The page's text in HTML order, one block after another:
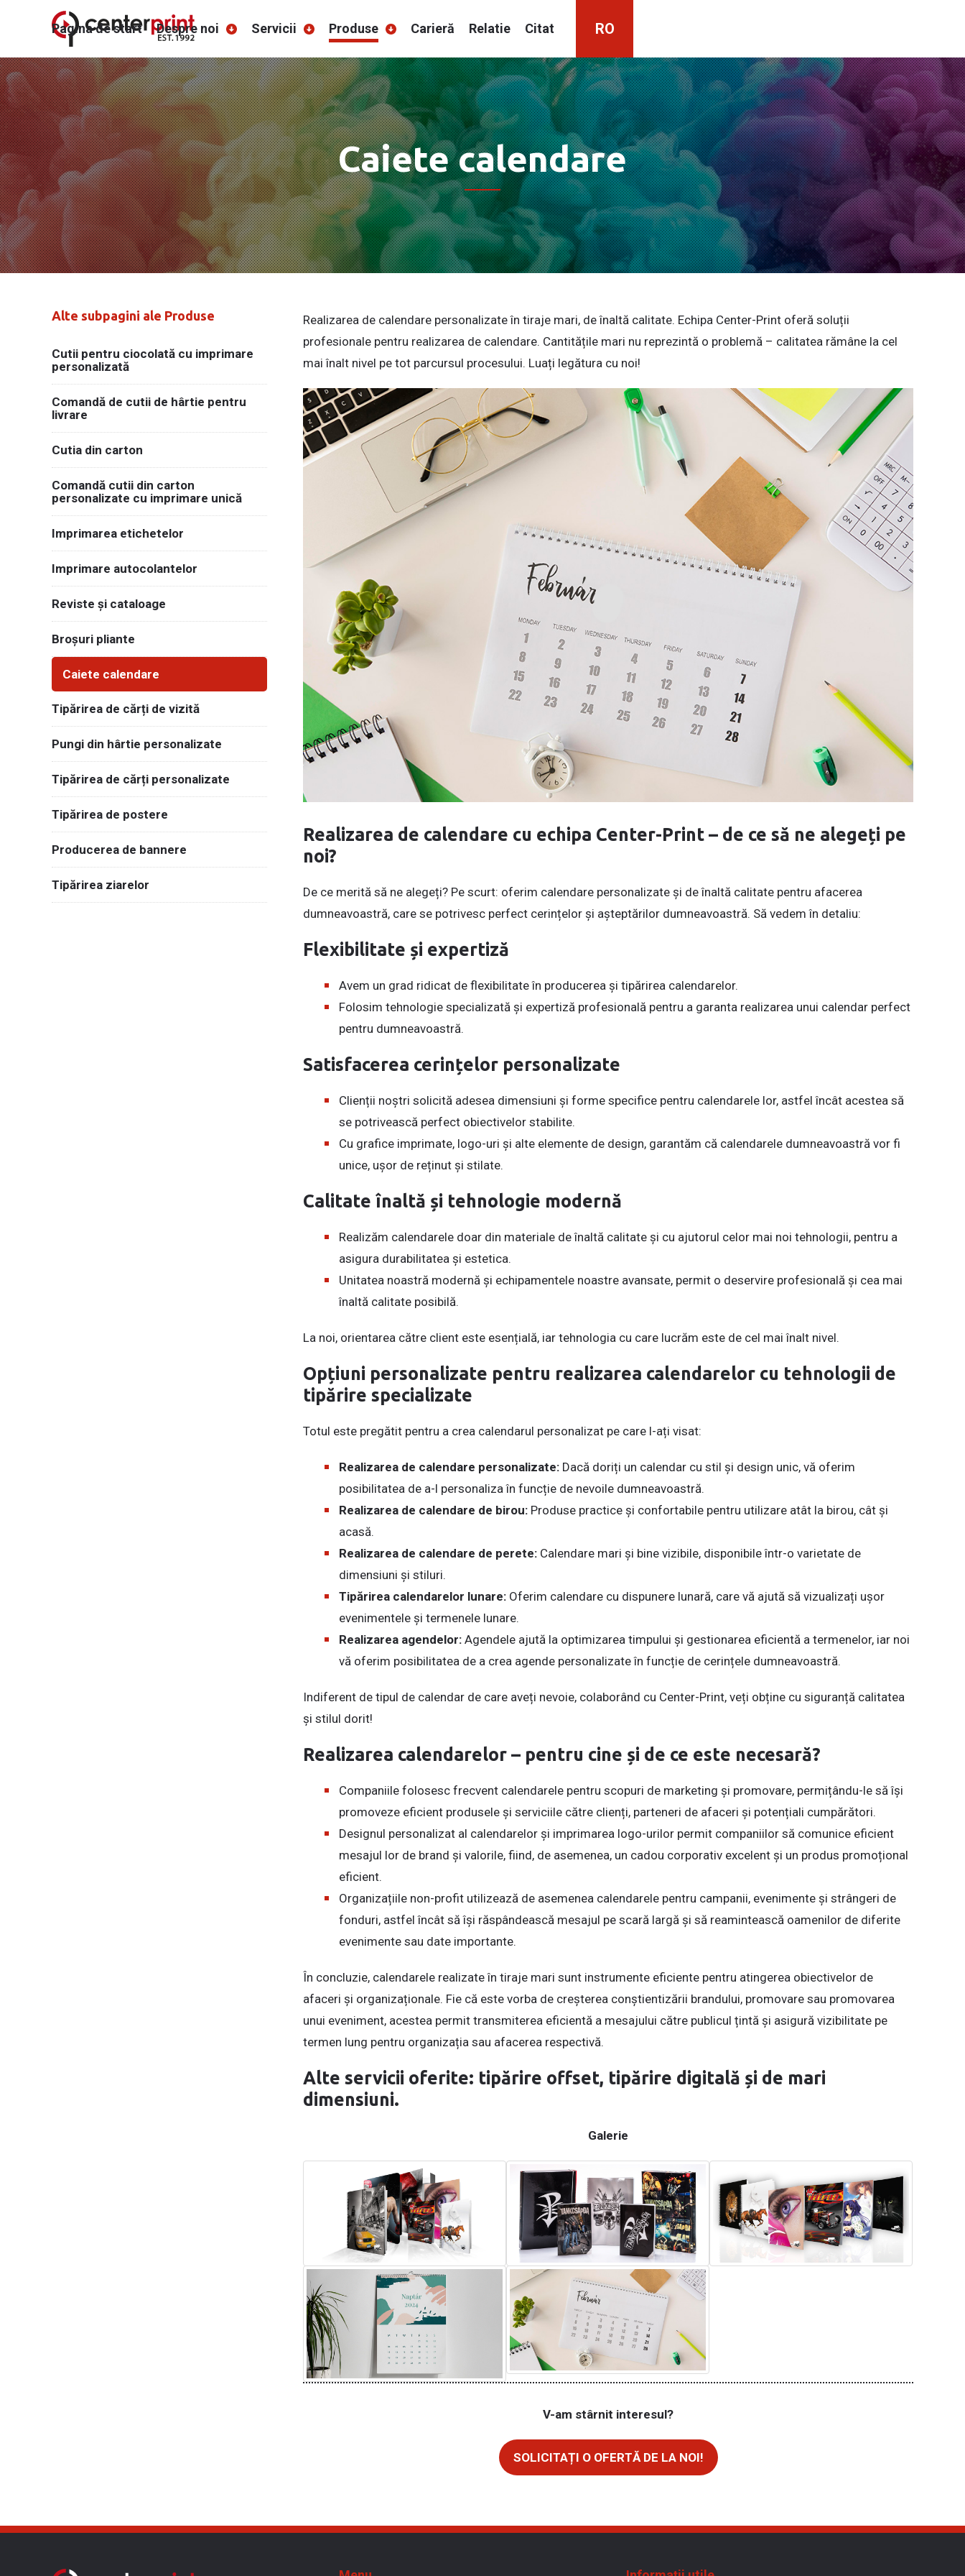
Pagina de start Despre noi Servicii Produse Carieră Relatie Citat
HU
RO
EN
Caiete calendare
Alte subpagini ale Produse
Cutii pentru ciocolată cu imprimare
personalizată
Comandă de cutii de hârtie pentru
livrare
Cutia din carton
Comandă cutii din carton
personalizate cu imprimare unică
Imprimarea etichetelor
Imprimare autocolantelor
Reviste și cataloage
Broșuri pliante
Caiete calendare
Tipărirea de cărți de vizită
Pungi din hârtie personalizate
Tipărirea de cărți personalizate
Tipărirea de postere
Producerea de bannere
Tipărirea ziarelor
Realizarea de calendare personalizate în tiraje mari, de înaltă calitate. Echipa Center-Print oferă soluții
profesionale pentru realizarea de calendare. Cantitățile mari nu reprezintă o problemă – calitatea rămâne la cel
mai înalt nivel pe tot parcursul procesului. Luați legătura cu noi!
Realizarea de calendare cu echipa Center-Print – de ce să ne alegeți pe
noi?
De ce merită să ne alegeți? Pe scurt: oferim calendare personalizate și de înaltă calitate pentru afacerea
dumneavoastră, care se potrivesc perfect cerințelor și așteptărilor dumneavoastră. Să vedem în detaliu:
Flexibilitate și expertiză
Avem un grad ridicat de flexibilitate în producerea și tipărirea calendarelor.
Folosim tehnologie specializată și expertiză profesională pentru a garanta realizarea unui calendar perfect
pentru dumneavoastră.
Satisfacerea cerințelor personalizate
Clienții noștri solicită adesea dimensiuni și forme specifice pentru calendarele lor, astfel încât acestea să
se potrivească perfect obiectivelor stabilite.
Cu grafice imprimate, logo-uri și alte elemente de design, garantăm că calendarele dumneavoastră vor fi
unice, ușor de reținut și stilate.
Calitate înaltă și tehnologie modernă
Realizăm calendarele doar din materiale de înaltă calitate și cu ajutorul celor mai noi tehnologii, pentru a
asigura durabilitatea și estetica.
Unitatea noastră modernă și echipamentele noastre avansate, permit o deservire profesională și cea mai
înaltă calitate posibilă.
La noi, orientarea către client este esențială, iar tehnologia cu care lucrăm este de cel mai înalt nivel.
Opțiuni personalizate pentru realizarea calendarelor cu tehnologii de
tipărire specializate
Totul este pregătit pentru a crea calendarul personalizat pe care l-ați visat:
Realizarea de calendare personalizate: Dacă doriți un calendar cu stil și design unic, vă oferim
posibilitatea de a-l personaliza în funcție de nevoile dumneavoastră.
Realizarea de calendare de birou: Produse practice și confortabile pentru utilizare atât la birou, cât și
acasă.
Realizarea de calendare de perete: Calendare mari și bine vizibile, disponibile într-o varietate de
dimensiuni și stiluri.
Tipărirea calendarelor lunare: Oferim calendare cu dispunere lunară, care vă ajută să vizualizați ușor
evenimentele și termenele lunare.
Realizarea agendelor: Agendele ajută la optimizarea timpului și gestionarea eficientă a termenelor, iar noi
vă oferim posibilitatea de a crea agende personalizate în funcție de cerințele dumneavoastră.
Indiferent de tipul de calendar de care aveți nevoie, colaborând cu Center-Print, veți obține cu siguranță calitatea
și stilul dorit!
Realizarea calendarelor – pentru cine și de ce este necesară?
Companiile folosesc frecvent calendarele pentru scopuri de marketing și promovare, permițându-le să își
promoveze eficient produsele și serviciile către clienți, parteneri de afaceri și potențiali cumpărători.
Designul personalizat al calendarelor și imprimarea logo-urilor permit companiilor să comunice eficient
mesajul lor de brand și valorile, fiind, de asemenea, un cadou corporativ excelent și un produs promoțional
eficient.
Organizațiile non-profit utilizează de asemenea calendarele pentru campanii, evenimente și strângeri de
fonduri, astfel încât să își răspândească mesajul pe scară largă și să reamintească oamenilor de diferite
evenimente sau date importante.
În concluzie, calendarele realizate în tiraje mari sunt instrumente eficiente pentru atingerea obiectivelor de
afaceri și organizaționale. Fie că este vorba de creșterea conștientizării brandului, promovare sau promovarea
unui eveniment, acestea permit transmiterea eficientă a mesajului către publicul țintă și asigură vizibilitate pe
termen lung pentru organizația sau afacerea respectivă.
Alte servicii oferite: tipărire offset, tipărire digitală și de mari
dimensiuni.
Galerie
V-am stârnit interesul?
SOLICITAȚI O OFERTĂ DE LA NOI!